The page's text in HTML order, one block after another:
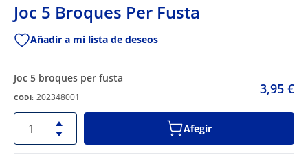
Joc 5 Broques Per Fusta
Añadir a mi lista de deseos
joc 5 broques per fusta
CODI: 202348001
3,95 €
Afegir